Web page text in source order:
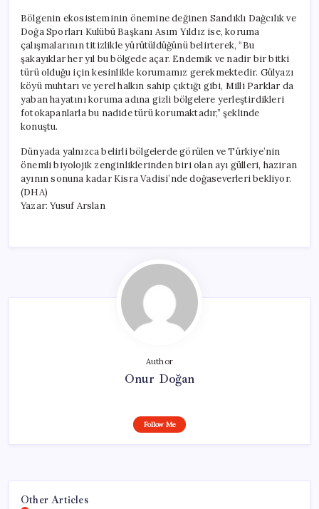
Bölgenin ekosisteminin önemine değinen Sandıklı Dağcılık ve
Doğa Sporları Kulübü Başkanı Asım Yıldız ise, koruma
çalışmalarının titizlikle yürütüldüğünü belirterek, “Bu
şakayıklar her yıl bu bölgede açar. Endemik ve nadir bir bitki
türü olduğu için kesinlikle korumamız gerekmektedir. Gülyazı
köyü muhtarı ve yerel halkın sahip çıktığı gibi, Milli Parklar da
yaban hayatını koruma adına gizli bölgelere yerleştirdikleri
fotokapanlarla bu nadide türü korumaktadır,” şeklinde
konuştu.
Dünyada yalnızca belirli bölgelerde görülen ve Türkiye’nin
önemli biyolojik zenginliklerinden biri olan ayı gülleri, haziran
ayının sonuna kadar Kisra Vadisi’nde doğaseverleri bekliyor.
(DHA)
Yazar: Yusuf Arslan
Author
Onur Doğan
Follow Me
Other Articles